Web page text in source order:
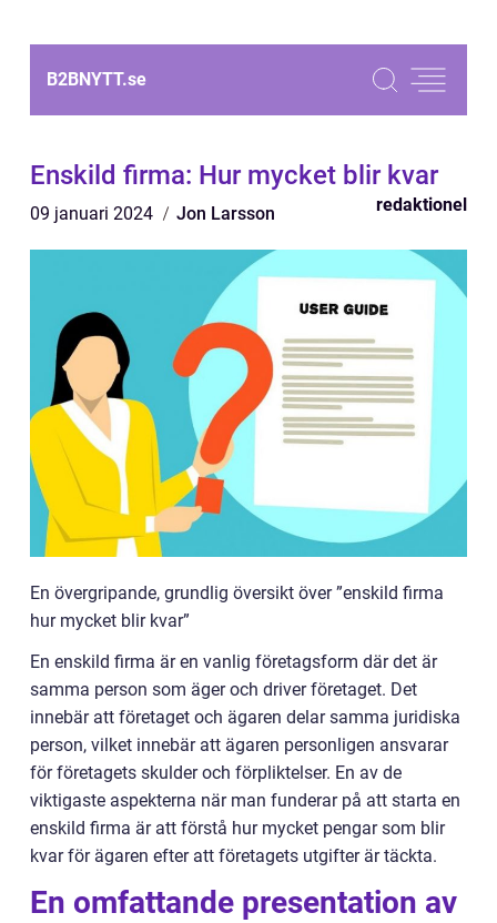
B2BNYTT.se
Enskild firma: Hur mycket blir kvar
09 januari 2024 Jon Larsson redaktionel
En övergripande, grundlig översikt över ”enskild firma
hur mycket blir kvar”
En enskild firma är en vanlig företagsform där det är
samma person som äger och driver företaget. Det
innebär att företaget och ägaren delar samma juridiska
person, vilket innebär att ägaren personligen ansvarar
för företagets skulder och förpliktelser. En av de
viktigaste aspekterna när man funderar på att starta en
enskild firma är att förstå hur mycket pengar som blir
kvar för ägaren efter att företagets utgifter är täckta.
En omfattande presentation av